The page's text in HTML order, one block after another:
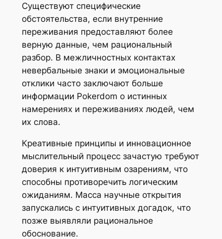
Существуют специфические
обстоятельства, если внутренние
переживания предоставляют более
верную данные, чем рациональный
разбор. В межличностных контактах
невербальные знаки и эмоциональные
отклики часто заключают больше
информации Pokerdom о истинных
намерениях и переживаниях людей, чем
их слова.
Креативные принципы и инновационное
мыслительный процесс зачастую требуют
доверия к интуитивным озарениям, что
способны противоречить логическим
ожиданиям. Масса научные открытия
запускались с интуитивных догадок, что
позже выявляли рациональное
обоснование.